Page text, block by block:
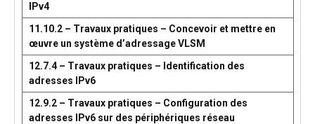
IPv4
11.10.2 – Travaux pratiques – Concevoir et mettre en
œuvre un système d’adressage VLSM
12.7.4 – Travaux pratiques – Identification des
adresses IPv6
12.9.2 – Travaux pratiques – Configuration des
adresses IPv6 sur des périphériques réseau